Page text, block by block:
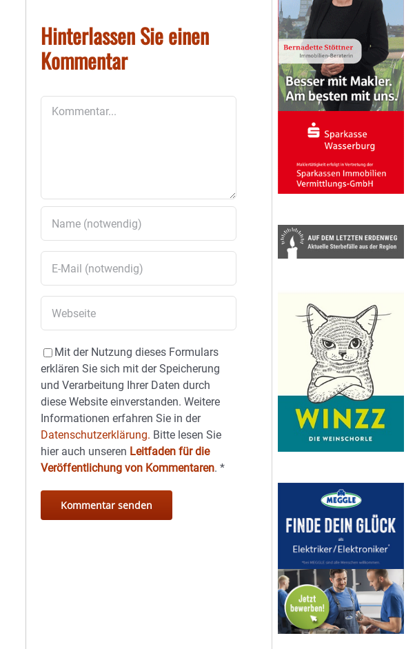
Hinterlassen Sie einen
Kommentar
Mit der Nutzung dieses Formulars
erklären Sie sich mit der Speicherung
und Verarbeitung Ihrer Daten durch
diese Website einverstanden. Weitere
Informationen erfahren Sie in der
Datenschutzerklärung. Bitte lesen Sie
hier auch unseren Leitfaden für die
Veröffentlichung von Kommentaren.*